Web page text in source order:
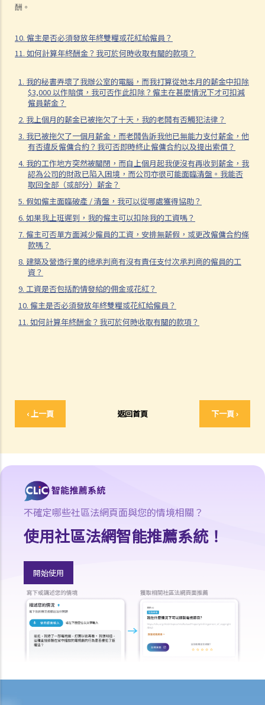
酬。
10. 僱主是否必須發放年終雙糧或花紅給僱員？
11. 如何計算年終酬金？我可於何時收取有關的款項？
1. 我的秘書弄壞了我辦公室的電腦，而我打算從她本月的薪金中扣除
$3,000 以作賠償，我可否作此扣除？僱主在甚麼情況下才可扣減
僱員薪金？
2. 我上個月的薪金已被拖欠了十天，我的老闆有否觸犯法律？
3. 我已被拖欠了一個月薪金，而老闆告訴我他已無能力支付薪金，他
有否違反僱傭合約？我可否即時終止僱傭合約以及提出索償？
4. 我的工作地方突然被關閉，而自上個月起我便沒有再收到薪金，我
認為公司的財政已陷入困境，而公司亦很可能面臨清盤。我能否
取回全部（或部分）薪金？
5. 假如僱主面臨破產 / 清盤，我可以從哪處獲得協助？
6. 如果我上班遲到，我的僱主可以扣除我的工資嗎？
7. 僱主可否單方面減少僱員的工資，安排無薪假，或更改僱傭合約條
款嗎？
8. 建築及營造行業的總承判商有沒有責任支付次承判商的僱員的工
資？
9. 工資是否包括酌情發給的佣金或花紅？
10. 僱主是否必須發放年終雙糧或花紅給僱員？
11. 如何計算年終酬金？我可於何時收取有關的款項？
‹ 上一頁 返回首頁 下一頁 ›
9. 假期年、共同假期年、按比例計算的年假是什麼？
11. 有什麼方式放年假？
12. 已累積但未放的年假應如何處理？
14. 年假期內適逢休息日或法定假日時該怎麼辦？
15. 僱主可以要求其僱員在累積年假的假期年之中放年假嗎？如果僱員
在累積年假的假期年中沒有放完該年累積的年假，僱主是否可以取消未
放的年假？
16. 如何計算疾病津貼？我在哪些情況下會獲得疾病津貼？
17. 老闆在我領取病假時開除了我，而我有一張有效的醫生證明書。他
有否觸犯法律？
18. 我的預產期即將來臨，而我早前已給予老闆懷孕通知。我可於何時
開始放產假？
19. 我在放產假期間應否享有薪金？
20. 在我作出懷孕通知的一個星期後，僱主解僱了我。他有否觸犯法
律？
21. 我已經向老闆發出懷孕通知，但他有時仍安排粗重工作給我。我認
為他希望我自動辭職以逃避支付賠償或逃避發放產假。他可否這樣做？
22. 僱主可否透過報銷形式向政府申領發還產假薪酬？
23. 男性僱員應該做甚麼來放取侍產假？
27. 僱主何時要給予侍產假薪酬？
29. 僱主可否要求僱員放無薪假？
兩類有薪病假
法定的有薪病假與約定的有薪病假
1. 自從我入職以來，僱主一直沒有替我就強積金或其他退休金計劃進行
供款。我的僱主有沒有觸犯法律？
2. 僱主可否減少其僱員之福利或改變僱傭合約中的條款以逃避強積金計
劃下的責任？
3. 就強積金計劃之實施，僱主可否以一份新合約重聘其僱員為「自僱人
士」，從而減少在《僱傭條例》及其他勞工法例下的僱員福利？
F. 《2010年僱傭（修訂）條例》
1. 我被借調到另一間公司工作。 誰是負責我的僱傭權利的僱主？
不確定哪些社區法網頁面與您的情境相關？
使用社區法網智能推薦系統！
開始使用